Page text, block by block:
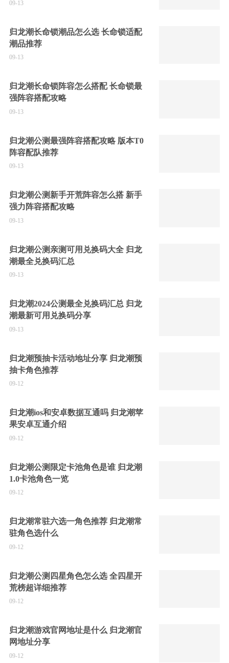
09-13
归龙潮长命锁潮品怎么选 长命锁适配
潮品推荐
09-13
归龙潮长命锁阵容怎么搭配 长命锁最
强阵容搭配攻略
09-13
归龙潮公测最强阵容搭配攻略 版本T0
阵容配队推荐
09-13
归龙潮公测新手开荒阵容怎么搭 新手
强力阵容搭配攻略
09-13
归龙潮公测亲测可用兑换码大全 归龙
潮最全兑换码汇总
09-13
归龙潮2024公测最全兑换码汇总 归龙
潮最新可用兑换码分享
09-13
归龙潮预抽卡活动地址分享 归龙潮预
抽卡角色推荐
09-12
归龙潮ios和安卓数据互通吗 归龙潮苹
果安卓互通介绍
09-12
归龙潮公测限定卡池角色是谁 归龙潮
1.0卡池角色一览
09-12
归龙潮常驻六选一角色推荐 归龙潮常
驻角色选什么
09-12
归龙潮公测四星角色怎么选 全四星开
荒榜超详细推荐
09-12
归龙潮游戏官网地址是什么 归龙潮官
网地址分享
09-12